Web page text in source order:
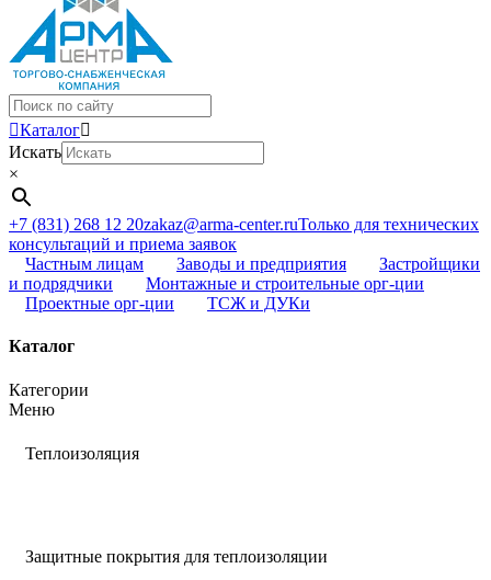
Поиск
...Каталог
Искать
×
+7 (831) 268 12 20zakaz@arma-center.ruТолько для технических
консультаций и приема заявок
Частным лицам
Заводы и предприятия
Застройщики
и подрядчики
Монтажные и строительные орг-ции
Проектные орг-ции
ТСЖ и ДУКи
Каталог
Категории
Меню
Теплоизоляция
Защитные покрытия для теплоизоляции